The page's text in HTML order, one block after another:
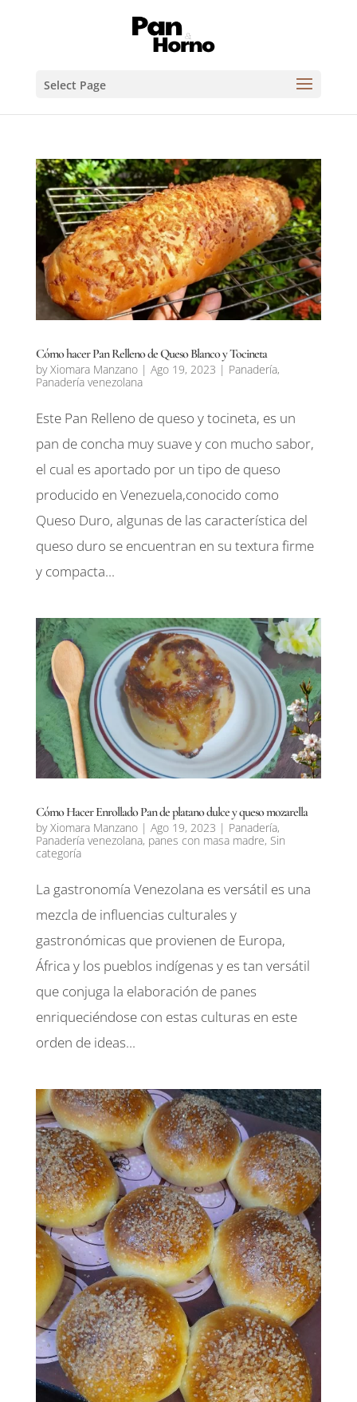
Select Page
Cómo hacer Pan Relleno de Queso Blanco y Tocineta
byXiomara Manzano| Ago 19, 2023 | Panadería,
Panadería venezolana
Este Pan Relleno de queso y tocineta, es un
pan de concha muy suave y con mucho sabor,
el cual es aportado por un tipo de queso
producido en Venezuela,conocido como
Queso Duro, algunas de las característica del
queso duro se encuentran en su textura firme
y compacta...
Cómo Hacer Enrollado Pan de platano dulce y queso mozarella
byXiomara Manzano| Ago 19, 2023 | Panadería,
Panadería venezolana, panes con masa madre, Sin
categoría
La gastronomía Venezolana es versátil es una
mezcla de influencias culturales y
gastronómicas que provienen de Europa,
África y los pueblos indígenas y es tan versátil
que conjuga la elaboración de panes
enriqueciéndose con estas culturas en este
orden de ideas...